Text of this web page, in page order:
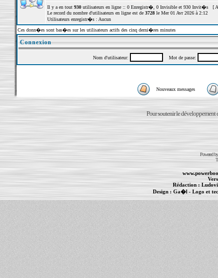
Il y a en tout 930utilisateurs en ligne :: 0 Enregistr�, 0 Invisible et 930 Invit�s [
Le record du nombre d'utilisateurs en ligne est de 3728le Mer 01 Avr 2026 à 2:12
Utilisateurs enregistr�s : Aucun
Ces donn�es sont bas�es sur les utilisateurs actifs des cinq derni�res minutes
Connexion
Nom d'utilisateur: Mot de passe:
Nouveaux messages
Pour soutenir le développement
Powered
Rédaction :
Design : Ga�l- Logo et